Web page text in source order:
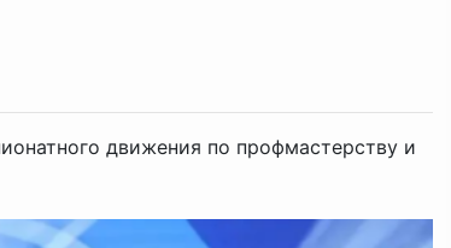
движения по профмастерству и